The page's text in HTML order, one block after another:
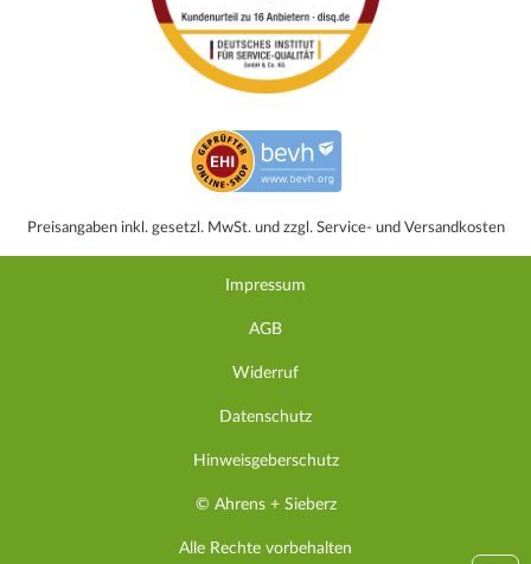
Preisangaben inkl. gesetzl. MwSt. und zzgl. Service- und Versandkosten
Impressum
AGB
Widerruf
Datenschutz
Hinweisgeberschutz
© Ahrens + Sieberz
Alle Rechte vorbehalten